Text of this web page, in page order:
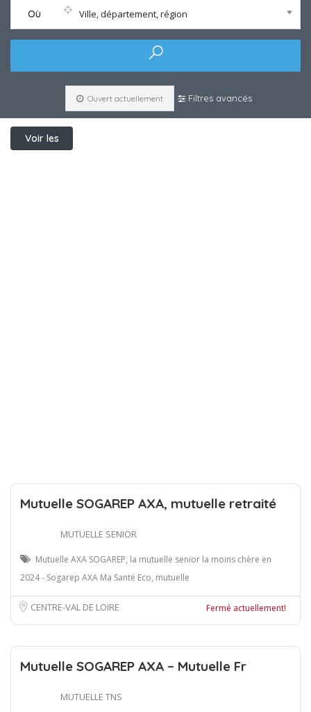
Où Ville, département, région
Ouvert actuellement Filtres avancés
Voir les
Mutuelle SOGAREP AXA, mutuelle retraité
MUTUELLE SENIOR
Mutuelle AXA SOGAREP, la mutuelle senior la moins chère en
2024 - Sogarep AXA Ma Santé Eco, mutuelle
CENTRE-VAL DE LOIRE Fermé actuellement!
Mutuelle SOGAREP AXA – Mutuelle Fr
MUTUELLE TNS